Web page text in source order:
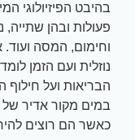
בהיבט הפיזיולוגי
פעולות ובהן שתייה,
וחימום, המסה
נוזלית ועם הזמן
הבריאות ועל חילוף
במים מקור אדיר של
כאשר הם רוצים